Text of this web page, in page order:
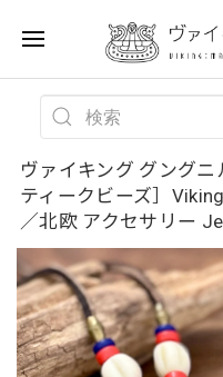
ヴァイキング グング
ティークビーズ］
／北欧 アクセサリー